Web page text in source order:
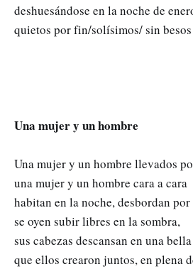
deshuesándose en la noche de
quietos por fin/solísimos/ sin besos
Una mujer y un hombre
Una mujer y un hombre llevados
una mujer y un hombre cara a cara
habitan en la noche, desbordan por
se oyen subir libres en la sombra,
sus cabezas descansan en una
que ellos crearon juntos, en plena